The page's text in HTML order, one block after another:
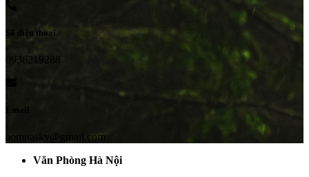
Số điện thoại
0936219288
Email
aomuasky@gmail.com
Văn Phòng Hà Nội